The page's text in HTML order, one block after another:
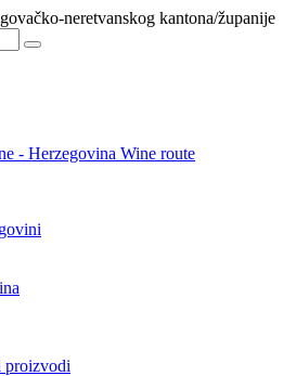
neretvanskog kantona/županije
proizvodi